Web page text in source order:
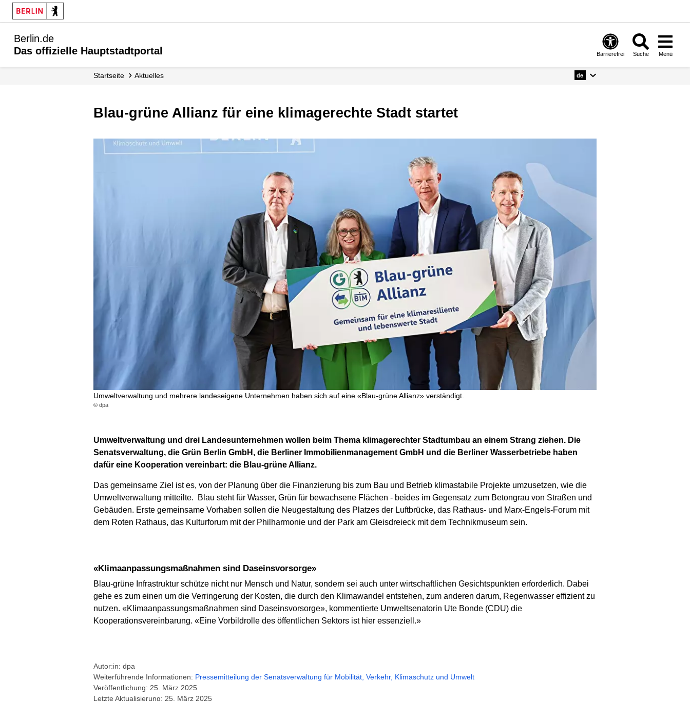
Berlin.de
Das offizielle Hauptstadtportal
Barrierefrei Suche Menü
Startseite Aktuelles de
Blau-grüne Allianz für eine klimagerechte Stadt startet
Umweltverwaltung und mehrere landeseigene Unternehmen haben sich auf eine «Blau-grüne Allianz» verständigt.
© dpa
Umweltverwaltung und drei Landesunternehmen wollen beim Thema klimagerechter Stadtumbau an einem Strang ziehen. Die
Senatsverwaltung, die Grün Berlin GmbH, die Berliner Immobilienmanagement GmbH und die Berliner Wasserbetriebe haben
dafür eine Kooperation vereinbart: die Blau-grüne Allianz.
Das gemeinsame Ziel ist es, von der Planung über die Finanzierung bis zum Bau und Betrieb klimastabile Projekte umzusetzen, wie die
Umweltverwaltung mitteilte. Blau steht für Wasser, Grün für bewachsene Flächen - beides im Gegensatz zum Betongrau von Straßen und
Gebäuden. Erste gemeinsame Vorhaben sollen die Neugestaltung des Platzes der Luftbrücke, das Rathaus- und Marx-Engels-Forum mit
dem Roten Rathaus, das Kulturforum mit der Philharmonie und der Park am Gleisdreieck mit dem Technikmuseum sein.
«Klimaanpassungsmaßnahmen sind Daseinsvorsorge»
Blau-grüne Infrastruktur schütze nicht nur Mensch und Natur, sondern sei auch unter wirtschaftlichen Gesichtspunkten erforderlich. Dabei
gehe es zum einen um die Verringerung der Kosten, die durch den Klimawandel entstehen, zum anderen darum, Regenwasser effizient zu
nutzen. «Klimaanpassungsmaßnahmen sind Daseinsvorsorge», kommentierte Umweltsenatorin Ute Bonde (CDU) die
Kooperationsvereinbarung. «Eine Vorbildrolle des öffentlichen Sektors ist hier essenziell.»
Autor:in: dpa
Weiterführende Informationen: Pressemitteilung der Senatsverwaltung für Mobilität, Verkehr, Klimaschutz und Umwelt
Veröffentlichung: 25. März 2025
Letzte Aktualisierung: 25. März 2025